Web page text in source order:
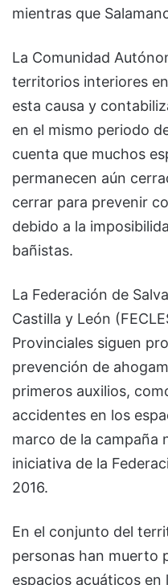
mientras que
La Comunidad
territorios interiores
esta causa y
en el mismo periodo
cuenta que muchos
permanecen aún
cerrar para prevenir
debido a la
bañistas.
La Federación de
Castilla y León
Provinciales siguen
prevención de
primeros auxilios,
accidentes en los
marco de la campaña
iniciativa de la
2016.
En el conjunto del
personas han muerto
espacios acuáticos en